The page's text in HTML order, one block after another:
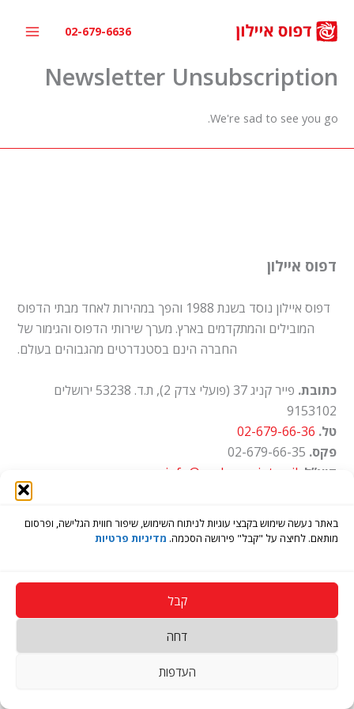
באתר נעשה שימוש בקבצי עוגיות לניתוח השימוש, שיפור חווית הגלישה, ופרסום
מותאם. לחיצה על "קבל" פירושה הסכמה. מדיניות פרטיות
קבל
דחה
העדפות
לתוכן
02-679-6636
Newsletter Unsubscription
We're sad to see you go.
דפוס איילון
דפוס איילון נוסד בשנת 1988 והפך במהירות לאחד מבתי הדפוס
המובילים והמתקדמים בארץ. מערך שירותי הדפוס והגימור של
החברה הינם בסטנדרטים מהגבוהים בעולם.
כתובת.
פייר קניג 37 (פועלי צדק 2), ת.ד. 53238 ירושלים
9153102
טל. 02-679-66-36
פקס.
דוא”ל. info@ayalon-print.co.il
Copyright © 2026 בית דפוס איילון